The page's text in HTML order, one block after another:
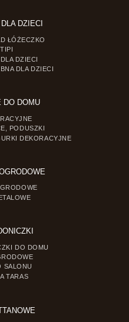
DZIECI
ŁÓŻECZKO
DZIECI
DLA DZIECI
DO DOMU
PODUSZKI
DEKORACYJNE
DO DOMU
SALONU
TARAS